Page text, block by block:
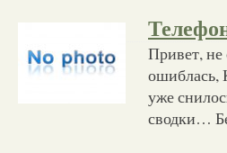
Привет,
ошиблась,
уже
сводки…